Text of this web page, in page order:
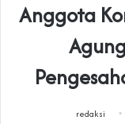
Anggota
redaksi